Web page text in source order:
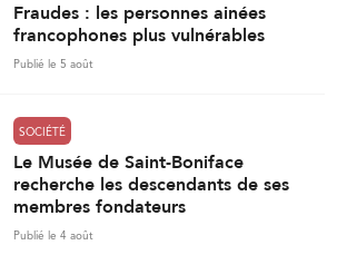
Fraudes : les personnes ainées
francophones plus vulnérables
Publié le 5 août
SOCIÉTÉ
Le Musée de Saint-Boniface
recherche les descendants de ses
membres fondateurs
Publié le 4 août